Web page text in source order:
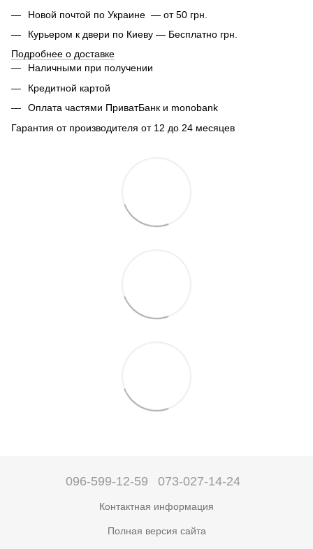
Новой почтой по Украине — от 50 грн.
Курьером к двери по Киеву — Бесплатно грн.
Подробнее о доставке
Наличными при получении
Кредитной картой
Оплата частями ПриватБанк и monobank
Гарантия от производителя от 12 до 24 месяцев
096-599-12-59 073-027-14-24
Контактная информация
Полная версия сайта